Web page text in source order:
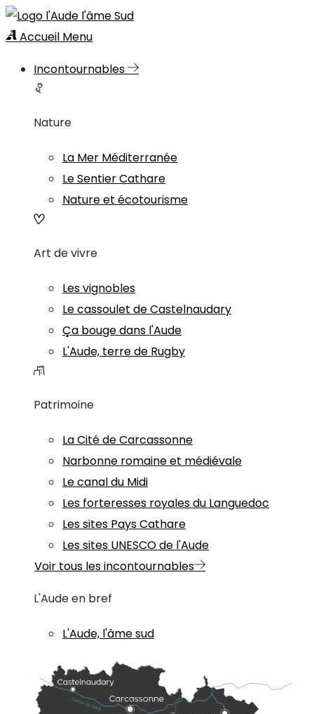
Accueil Menu
Incontournables
Nature
La Mer Méditerranée
Le Sentier Cathare
Nature et écotourisme
Art de vivre
Les vignobles
Le cassoulet de Castelnaudary
Ça bouge dans l'Aude
L'Aude, terre de Rugby
Patrimoine
La Cité de Carcassonne
Narbonne romaine et médiévale
Le canal du Midi
Les forteresses royales du Languedoc
Les sites Pays Cathare
Les sites UNESCO de l'Aude
Voir tous les incontournables
L'Aude en bref
L'Aude, l'âme sud